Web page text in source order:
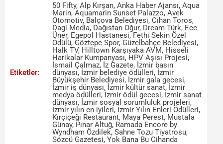
Etiketler:
50 Fifty, Alp Kırşan, Anka Haber Ajansı, Aqua
Marin, Aquamarin Sunset Palazzo, Avek
Otomotiv, Balçova Belediyesi, Cihan Toros,
Dagi Media, Dağıstan Oğur, Dream Türk, Ece
Üner, Egepol Hastanesi, Fethi Sekin Özel
Ödülü, Göztepe Spor, Güzelbahçe Belediyesi,
Halk TV, Hilltown Karşıyaka AVM, Hisseli
Harikalar Kumpanyası, HPV Aşısı Projesi,
İsmail Çalmaz, İz Gazete, İzmir basın
dünyası, İzmir belediye ödülleri, İzmir
Büyükşehir Belediyesi, İzmir gala gecesi,
İzmir iş dünyası, İzmir kültür sanat, İzmir
medya ödülleri, İzmir ödül gecesi, İzmir sanat
dünyası, İzmir sosyal sorumluluk projeleri,
İzmir yılın en iyileri, İzmir Yılın Enleri Ödülleri,
Kırçiçeği Restaurant, Maya Perest, Mustafa
Günay, Pınar Altuğ, Ramada Encore by
Wyndham Özdilek, Sahne Tozu Tiyatrosu,
Sözcü Gazetesi, Yok Bana Bu Cihanda